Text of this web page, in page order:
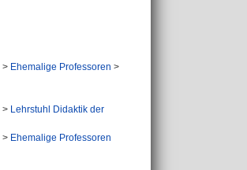
> Ehemalige Professoren >
> Lehrstuhl Didaktik der
> Ehemalige Professoren